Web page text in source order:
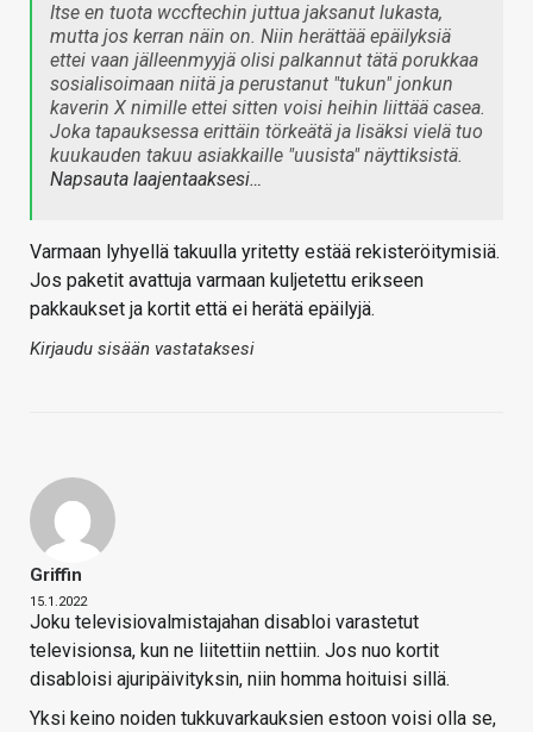
Itse en tuota wccftechin juttua jaksanut lukasta,
mutta jos kerran näin on. Niin herättää epäilyksiä
ettei vaan jälleenmyyjä olisi palkannut tätä porukkaa
sosialisoimaan niitä ja perustanut "tukun" jonkun
kaverin X nimille ettei sitten voisi heihin liittää casea.
Joka tapauksessa erittäin törkeätä ja lisäksi vielä tuo
kuukauden takuu asiakkaille "uusista" näyttiksistä.
Napsauta laajentaaksesi…
Varmaan lyhyellä takuulla yritetty estää rekisteröitymisiä.
Jos paketit avattuja varmaan kuljetettu erikseen
pakkaukset ja kortit että ei herätä epäilyjä.
Kirjaudu sisään vastataksesi
Griffin
15.1.2022
Joku televisiovalmistajahan disabloi varastetut
televisionsa, kun ne liitettiin nettiin. Jos nuo kortit
disabloisi ajuripäivityksin, niin homma hoituisi sillä.
Yksi keino noiden tukkuvarkauksien estoon voisi olla se,